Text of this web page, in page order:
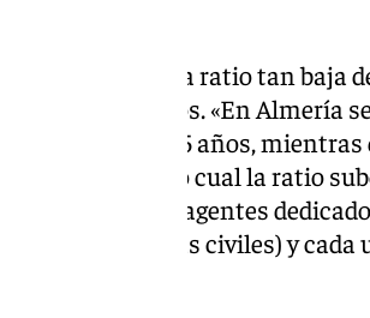
ha lamentado la ratio tan baja
tipo de delitos. «En Almería
que hace 15 años,
tras año, con lo cual la ratio
con 58 agentes
y 34 guardias civiles) y